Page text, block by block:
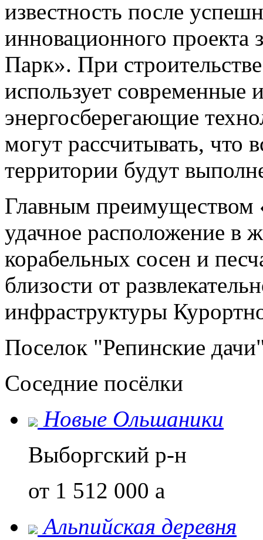
известность после
инновационного проекта
Парк». При
использует
энергосберегающие
могут рассчитывать, что
территории будут
Главным преимуществом
удачное расположение в
корабельных сосен и
близости от
инфраструктуры
Поселок "Репинские
Соседние посёлки
Новые Ольшаники
Выборгский р-н
от 1 512 000 a
Альпийская деревня